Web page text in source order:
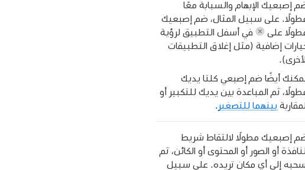
إصبعيك الإبهام والسبابة معًا
على سبيل المثال، ضم إصبعيك
على
في أسفل التطبيق لرؤية
إضافية (مثل إغلاق التطبيقات
الأخرى).
أيضًا ضم إصبعي كلتا يديك
ثم المباعدة بين يديك للتكبير أو
المقاربة بينهما للتصغير .
إصبعيك مطولًا لالتقاط شريط
النافذة أو الصور أو المحتوى أو الكائن، ثم
اسحبه إلى أي مكان تريده. على سبيل